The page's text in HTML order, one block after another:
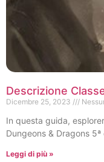
Descrizione
Dicembre 25, 2023
In questa guida,
Dungeons & Dragons 5ª
Leggi di più »